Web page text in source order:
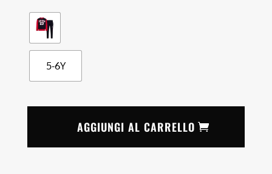
5-6Y
AGGIUNGI AL CARRELLO